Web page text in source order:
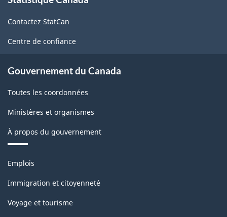
Questionnaire
-
PDF,
ce
site
Contactez StatCan
Centre de confiance
Gouvernement du Canada
Toutes les coordonnées
Ministères et organismes
À propos du gouvernement
Thèmes
sujets
Emplois
Immigration et citoyenneté
Voyage et tourisme